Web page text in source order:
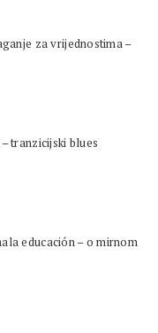
za vrijednostima –
tranzicijski blues
educación – o mirnom